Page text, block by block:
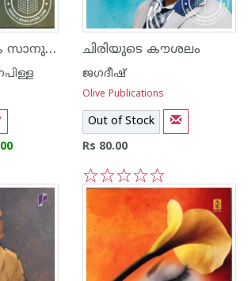
പ്രൊഫ എം കെ സാനു തിരഞ്ഞെടുത്ത മലയാളത്തിന്റെ പ്രിയ കവിതകള്‍ ചിരിയുടെ കൗശലം
ജഗദീഷ്
Olive Publications
Out of Stock
Rs 80.00
5
4
3
2
1